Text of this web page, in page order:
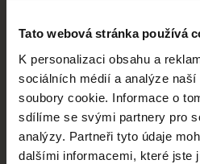
Tato webová stránka používá
K personalizaci obsahu a
sociálních médií a analýze
soubory cookie. Informace o
sdílíme se svými partnery pro
analýzy. Partneři tyto údaje
dalšími informacemi, které jste
Členové Doc